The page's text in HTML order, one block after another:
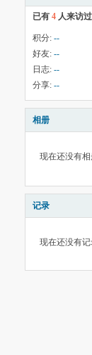
已有 4 人来访过
积分: --
好友: --
日志: --
分享: --
相册
现在还没有
记录
现在还没有